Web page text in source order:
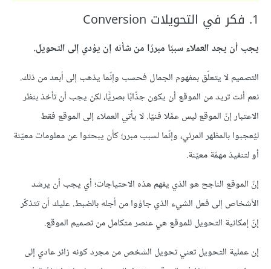
1. فكر في التحويلات Conversion
يجب أن يجد العملاء سببًا مبررًا من شأنه إن يؤدي إلى التحويل.
التصميم لا يتعلّق بمفهوم الجمال فحسب وإنّما يذهب إلى أبعد من ذلك.
نعم أنت تريد من الموقع أن يكون جذّابًا بصريًّا، لكن يجب أن تأخذ بنظر
الاعتبار إنّ الموقع ليس عمًلا فنيّا. لا يأتي العملاء إلى الموقع فقط
ليُعجبوا بالمظهر المرئي، وإنّما لسبب مبرر؛ كأن يبحثوا عن معلومات معيّنة
أو لتنفيذ مهمّة معيّنة.
إنّ الموقع الناجح هو الذي يفهم هذه الاحتياجات؛ أي يجب أن يرشد
الأشخاص إلى فعل الشيء الذي جاؤوا من أجله بالضبط. عليك أن تتذكّر
إنّ إمكانية التحويل للموقع هي عنصر متكامل من تصميم الموقع.
إن عملية التحويل تعني تحويل الشخص من مجرد كونه زائر عادي إلى